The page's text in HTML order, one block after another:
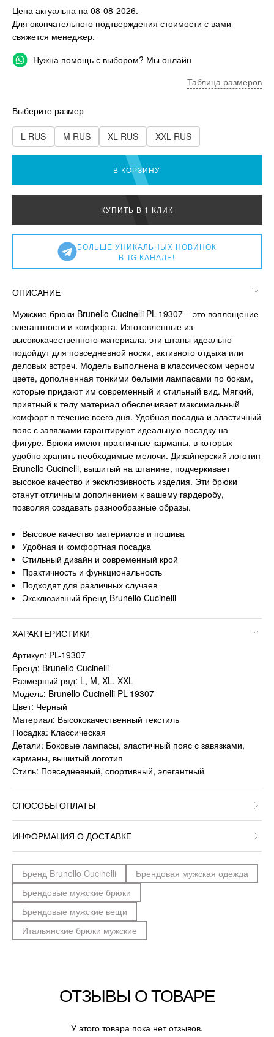
Цена актуальна на 08-08-2026.
Для окончательного подтверждения стоимости с вами
свяжется менеджер.
Нужна помощь с выбором? Мы онлайн
Таблица размеров
Выберите размер
L RUS M RUS XL RUS XXL RUS
В КОРЗИНУ
КУПИТЬ В 1 КЛИК
БОЛЬШЕ УНИКАЛЬНЫХ НОВИНОК
В TG КАНАЛЕ!
ОПИСАНИЕ
Мужские брюки Brunello Cucinelli PL-19307 – это воплощение
элегантности и комфорта. Изготовленные из
высококачественного материала, эти штаны идеально
подойдут для повседневной носки, активного отдыха или
деловых встреч. Модель выполнена в классическом черном
цвете, дополненная тонкими белыми лампасами по бокам,
которые придают им современный и стильный вид. Мягкий,
приятный к телу материал обеспечивает максимальный
комфорт в течение всего дня. Удобная посадка и эластичный
пояс с завязками гарантируют идеальную посадку на
фигуре. Брюки имеют практичные карманы, в которых
удобно хранить необходимые мелочи. Дизайнерский логотип
Brunello Cucinelli, вышитый на штанине, подчеркивает
высокое качество и эксклюзивность изделия. Эти брюки
станут отличным дополнением к вашему гардеробу,
позволяя создавать разнообразные образы.
Высокое качество материалов и пошива
Удобная и комфортная посадка
Стильный дизайн и современный крой
Практичность и функциональность
Подходят для различных случаев
Эксклюзивный бренд Brunello Cucinelli
ХАРАКТЕРИСТИКИ
Артикул: PL-19307
Бренд: Brunello Cucinelli
Размерный ряд: L, M, XL, XXL
Модель: Brunello Cucinelli PL-19307
Цвет: Черный
Материал: Высококачественный текстиль
Посадка: Классическая
Детали: Боковые лампасы, эластичный пояс с завязками,
карманы, вышитый логотип
Стиль: Повседневный, спортивный, элегантный
СПОСОБЫ ОПЛАТЫ
ИНФОРМАЦИЯ О ДОСТАВКЕ
Бренд Brunello Cucinelli
Брендовая мужская одежда
Брендовые мужские брюки
Брендовые мужские вещи
Итальянские брюки мужские
ОТЗЫВЫ О ТОВАРЕ
У этого товара пока нет отзывов.